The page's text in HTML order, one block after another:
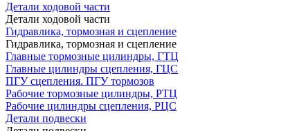
Детали ходовой части
Детали ходовой части
Гидравлика, тормозная и сцепление
Гидравлика, тормозная и сцепление
Главные тормозные цилиндры, ГТЦ
Главные цилиндры сцепления, ГЦС
ПГУ сцепления. ПГУ тормозов
Рабочие тормозные цилиндры, РТЦ
Рабочие цилиндры сцепления, РЦС
Детали подвески